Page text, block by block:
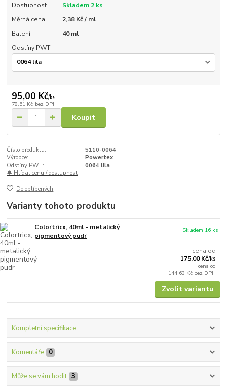
Dostupnost
Skladem 2 ks
Měrná cena
2,38 Kč / ml
Balení
40 ml
Odstíny PWT
95,00 Kč/ks
78,51 Kč bez DPH
Koupit
Číslo produktu:
5110-0064
Výrobce:
Powertex
Odstíny PWT:
0064 lila
🔔 Hlídat cenu / dostupnost
Do oblíbených
Varianty tohoto produktu
Colortricx, 40ml - metalický
pigmentový pudr
cena od
175,00 Kč/ks
cena od
144,63 Kč bez DPH
Skladem 16 ks
Zvolit variantu
Kompletní specifikace
Komentáře 0
Může se vám hodit 3